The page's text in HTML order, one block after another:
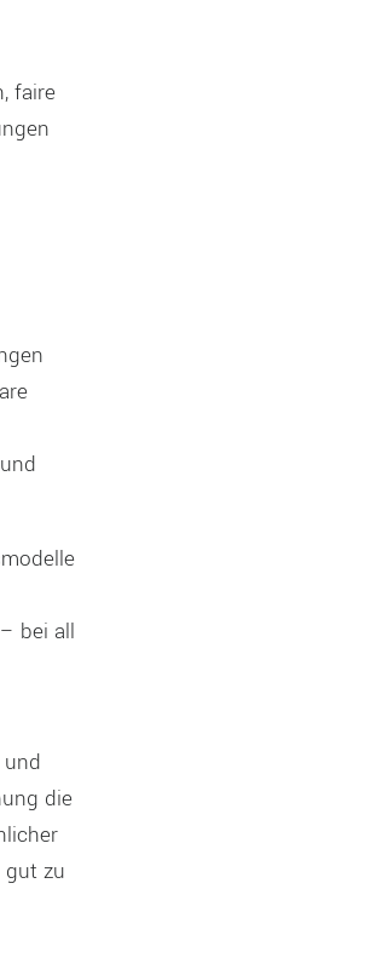
faire
bei all
die
gut zu